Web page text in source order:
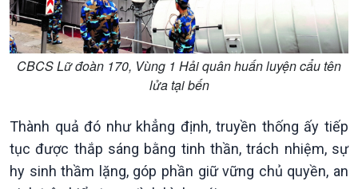
Kinh tế
Tin Kinh tế
Nông nghiệp & Biển đảo
Tin Nông nghiệp & Biển
CBCS Lữ đoàn 170, Vùng 1 Hải quân huấn luyện cẩu tên
lửa tại bến
Thành quả đó như khẳng định, truyền thống ấy tiếp
tục được thắp sáng bằng tinh thần, trách nhiệm, sự
hy sinh thầm lặng, góp phần giữ vững chủ quyền, an